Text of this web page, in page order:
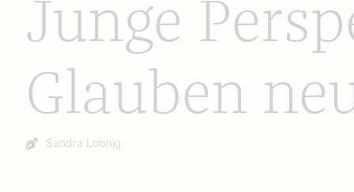
Junge
Glauben
Autor:
Sandra Lobnig